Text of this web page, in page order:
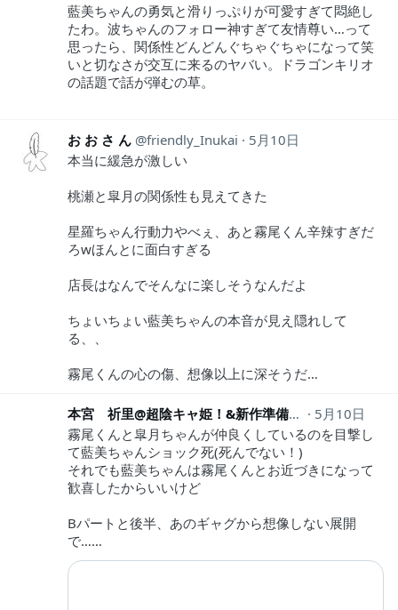
藍美ちゃんの勇気と滑りっぷりが可愛すぎて悶絶し
たわ。波ちゃんのフォロー神すぎて友情尊い…って
思ったら、関係性どんどんぐちゃぐちゃになって笑
いと切なさが交互に来るのヤバい。ドラゴンキリオ
の話題で話が弾むの草。
お お さ ん friendly_Inukai
5月10日
本当に緩急が激しい
桃瀬と皐月の関係性も見えてきた
星羅ちゃん行動力やべぇ、あと霧尾くん辛辣すぎだ
ろwほんとに面白すぎる
店長はなんでそんなに楽しそうなんだよ
ちょいちょい藍美ちゃんの本音が見え隠れして
る、、
霧尾くんの心の傷、想像以上に深そうだ…
本宮 祈里@超陰キャ姫！&新作準備中 kaku_inori
5月10日
霧尾くんと皐月ちゃんが仲良くしているのを目撃し
て藍美ちゃんショック死(死んでない！)
それでも藍美ちゃんは霧尾くんとお近づきになって
歓喜したからいいけど
Bパートと後半、あのギャグから想像しない展開
で……